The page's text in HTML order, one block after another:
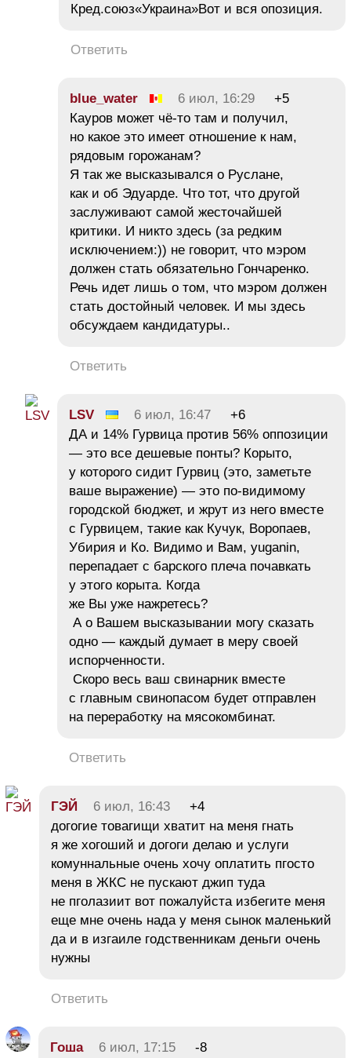
Кред.союз«Украина»Вот и вся опозиция.
Ответить
blue_water 6 июл, 16:29
+5
Кауров может чё-то там и получил,
но какое это имеет отношение к нам,
рядовым горожанам?
Я так же высказывался о Руслане,
как и об Эдуарде. Что тот, что другой
заслуживают самой жесточайшей
критики. И никто здесь (за редким
исключением:)) не говорит, что мэром
должен стать обязательно Гончаренко.
Речь идет лишь о том, что мэром должен
стать достойный человек. И мы здесь
обсуждаем кандидатуры..
Ответить
LSV 6 июл, 16:47
+6
ДА и 14% Гурвица против 56% оппозиции
— это все дешевые понты? Корыто,
у которого сидит Гурвиц (это, заметьте
ваше выражение) — это по-видимому
городской бюджет, и жрут из него вместе
с Гурвицем, такие как Кучук, Воропаев,
Убирия и Ко. Видимо и Вам, yuganin,
перепадает с барского плеча почавкать
у этого корыта. Когда
же Вы уже нажретесь?
А о Вашем высказывании могу сказать
одно — каждый думает в меру своей
испорченности.
Скоро весь ваш свинарник вместе
с главным свинопасом будет отправлен
на переработку на мясокомбинат.
Ответить
ГЭЙ 6 июл, 16:43
+4
догогие товагищи хватит на меня гнать
я же хогоший и догоги делаю и услуги
комуннальные очень хочу оплатить пгосто
меня в ЖКС не пускают джип туда
не пголазиит вот пожалуйста избегите меня
еще мне очень нада у меня сынок маленький
да и в изгаиле годственникам деньги очень
нужны
Ответить
Гоша 6 июл, 17:15
-8